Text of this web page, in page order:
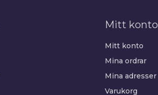
Mitt konto
Mitt konto
Mina ordrar
Mina adresser
Varukorg